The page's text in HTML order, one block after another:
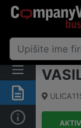
Sažetak